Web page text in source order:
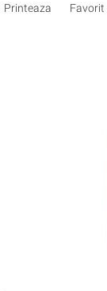
Printeaza Favorit